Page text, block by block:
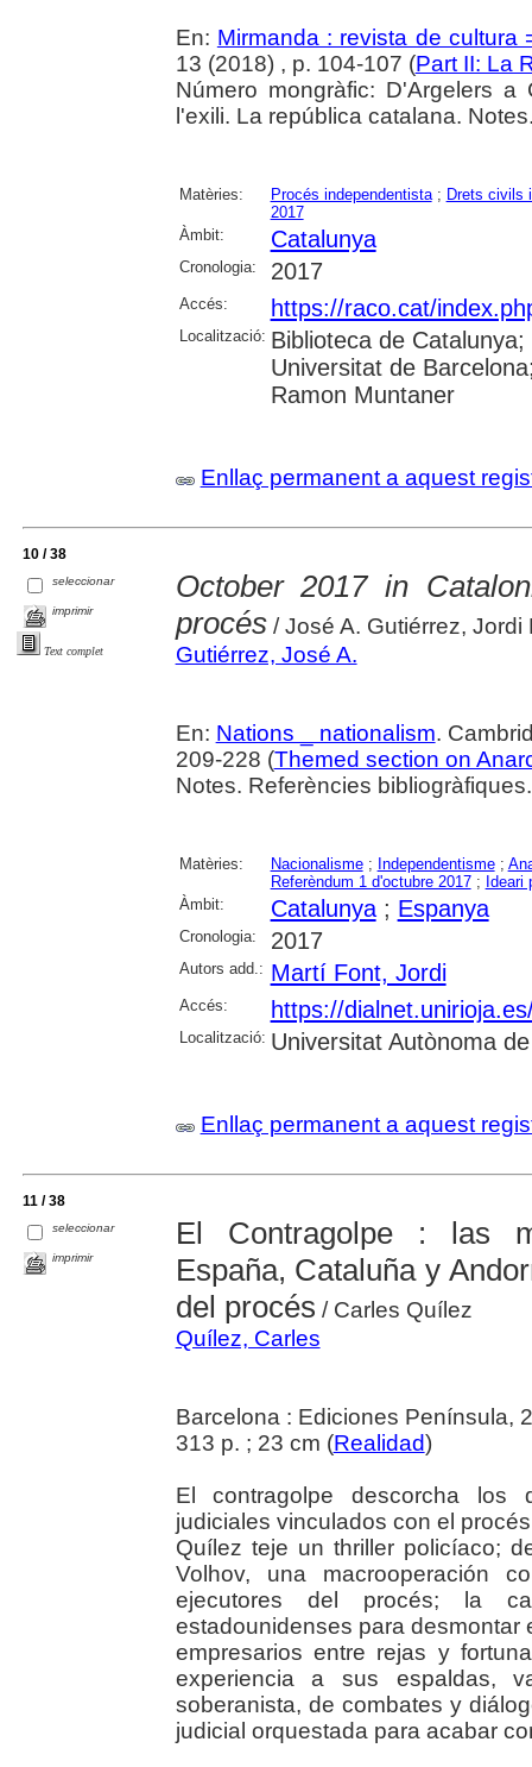
En: Mirmanda : revista de cultura
13 (2018) , p. 104-107 (Part II: La
Número mongràfic: D'Argelers
l'exili. La república catalana.
Matèries: Procés independentista; Drets civils
2017
Àmbit:
Catalunya
Cronologia: 2017
Accés: https://raco.cat/
Localització: Biblioteca de
Universitat de
Ramon Muntaner
Enllaç permanent a aquest
10 / 38
seleccionar
imprimir
Text complet
October 2017 in
procés/ José A. Gutiérrez, Jordi
Gutiérrez, José A.
En: Nations _ nationalism.
209-228 (Themed section on
Notes. Referències
Matèries: Nacionalisme; Independentisme;
Referèndum 1 d'octubre 2017; Ideari
Àmbit:
Catalunya; Espanya
Cronologia: 2017
Autors add.: Martí Font, Jordi
Accés: https://
Localització: Universitat Autònoma
Enllaç permanent a aquest
11 / 38
seleccionar
imprimir
El Contragolpe : las
España, Cataluña y
del procés / Carles Quílez
Quílez, Carles
Barcelona : Ediciones Península,
313 p. ; 23 cm (Realidad)
El contragolpe descorcha los
judiciales vinculados con el
Quílez teje un thriller policíaco;
Volhov, una macrooperación
ejecutores del procés; la
estadounidenses para desmontar
empresarios entre rejas y
experiencia a sus espaldas,
soberanista, de combates y
judicial orquestada para acabar